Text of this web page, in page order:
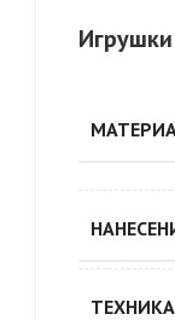
ТЕХНИКА